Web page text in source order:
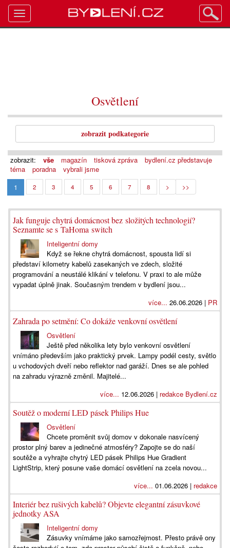
Osvětlení
zobrazit podkategorie
zobrazit: vše magazín tisková zpráva
bydlení.cz představuje
téma
poradna
vybrali jsme
1
2 3 4 5 6 7 8 > >>
Jak funguje chytrá domácnost bez složitých technologií?
Seznamte se s TaHoma switch
Inteligentní domy
Když se řekne chytrá domácnost, spousta lidí si
představí kilometry kabelů zasekaných ve zdech, složité
programování a neustálé klikání v telefonu. V praxi to ale může
vypadat úplně jinak. Současným trendem v bydlení jsou...
více... 26.06.2026 | PR
Zahrada po setmění: Co dokáže venkovní osvětlení
Osvětlení
Ještě před několika lety bylo venkovní osvětlení
vnímáno především jako praktický prvek. Lampy podél cesty, světlo
u vchodových dveří nebo reflektor nad garáží. Dnes se ale pohled
na zahradu výrazně změnil. Majitelé...
více... 12.06.2026 | redakce Bydlení.cz
Soutěž o moderní LED pásek Philips Hue
Osvětlení
Chcete proměnit svůj domov v dokonale nasvícený
prostor plný barev a jedinečné atmosféry? Zapojte se do naší
soutěže a vyhrajte chytrý LED pásek Philips Hue Gradient
LightStrip, který posune vaše domácí osvětlení na zcela novou...
více... 01.06.2026 | redakce
Interiér bez rušivých kabelů? Objevte elegantní zásuvkové
jednotky ASA
Inteligentní domy
Zásuvky vnímáme jako samozřejmost. Přesto právě ony
Toggle
navigation